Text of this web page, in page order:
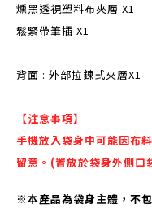
燻黑透視塑料布夾層 X1
鬆緊帶筆插 X1
背面 : 外部拉鍊式夾層X1
【注意事項】
手機放入袋身中可能因布
留意。(置放於袋身外側口
※本產品為袋身主體，不